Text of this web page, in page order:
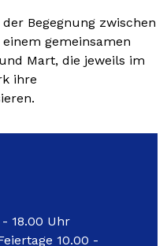
Begegnung zwischen
gemeinsamen
und Mart, die jeweils im
ihre
18.00 Uhr
10.00 -